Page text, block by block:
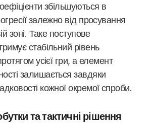
збільшуються в
залежно від просування
зоні. Таке поступове
стабільний рівень
усієї гри, а елемент
залишається завдяки
кожної окремої спроби.
та тактичні рішення